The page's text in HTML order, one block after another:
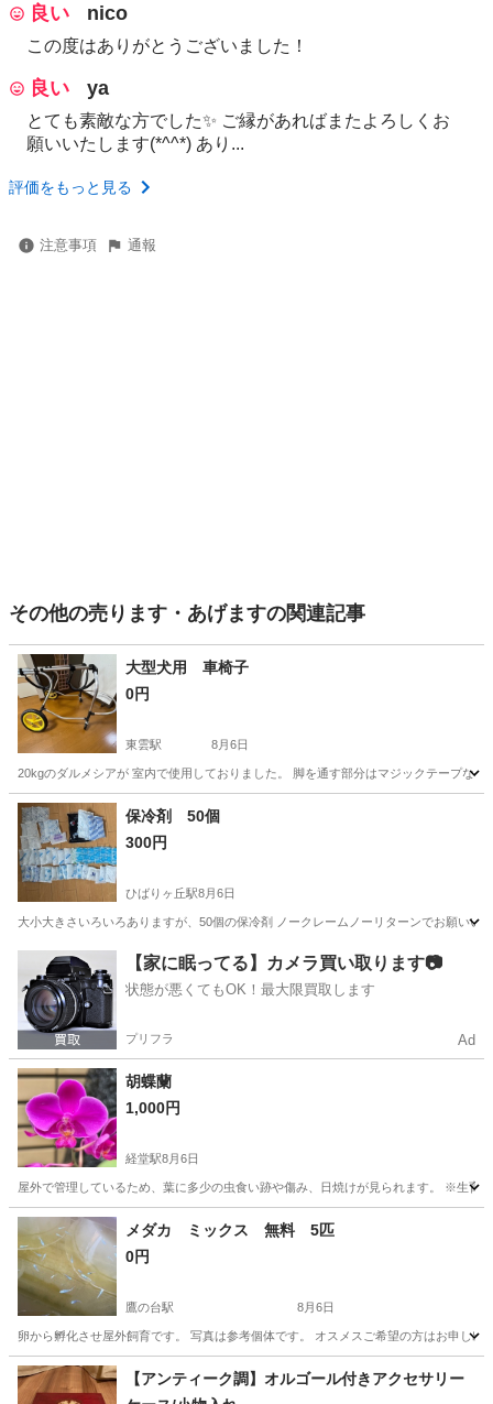
良い nico
この度はありがとうございました！
良い ya
とても素敵な方でした✨ ご縁があればまたよろしくお
願いいたします(*^^*) あり...
評価をもっと見る
注意事項 通報
その他の売ります・あげますの関連記事
大型犬用 車椅子
0円
東雲駅 8月6日
20kgのダルメシアが 室内で使用しておりました。 脚を通す部分はマジックテープなの
東京 江東区 東雲駅 その他
保冷剤 50個
300円
ひばりヶ丘駅8月6日
大小大きさいろいろありますが、50個の保冷剤 ノークレームノーリターンでお願い
西東京市 ひばりヶ丘駅 その他 保冷剤
【家に眠ってる】カメラ買い取ります📷
状態が悪くてもOK！最大限買取します
プリフラ Ad
胡蝶蘭
1,000円
経堂駅8月6日
屋外で管理しているため、葉に多少の虫食い跡や傷み、日焼けが見られます。 ※生育
東京 世田谷区 経堂駅 その他 胡蝶蘭
メダカ ミックス 無料 5匹
0円
鷹の台駅 8月6日
卵から孵化させ屋外飼育です。 写真は参考個体です。 オスメスご希望の方はお申し
東京 小平市 その他
【アンティーク調】オルゴール付きアクセサリー